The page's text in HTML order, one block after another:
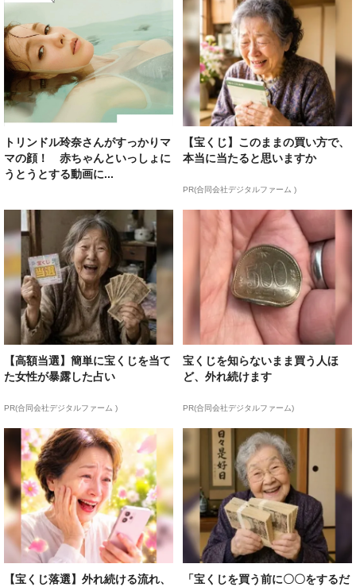
トリンドル玲奈さんがすっかりマ
マの顔！ 赤ちゃんといっしょに
うとうとする動画に...
【宝くじ】このままの買い方で、
本当に当たると思いますか
PR(合同会社デジタルファーム )
【高額当選】簡単に宝くじを当て
た女性が暴露した占い
PR(合同会社デジタルファーム )
宝くじを知らないまま買う人ほ
ど、外れ続けます
PR(合同会社デジタルファーム)
【宝くじ落選】外れ続ける流れ、
「宝くじを買う前に〇〇をするだ